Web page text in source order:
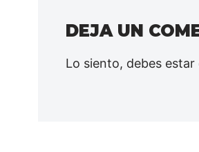
DEJA UN
Lo siento, debes estar